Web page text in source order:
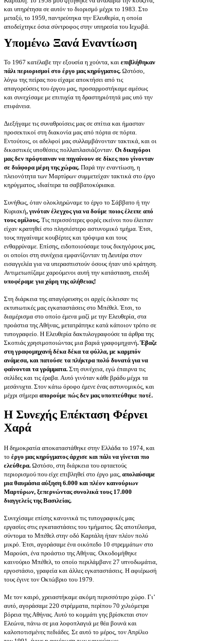
και υπηρέτησα σε αυτόν το διορισμό μέχρι το 1983. Στο
μεταξύ, το 1959, παντρεύτηκα την Ελευθερία, η οποία
αποδείχτηκε όσια σύντροφος στην υπηρεσία του Ιεχωβά.
Υπομένω Ξανά Εναντίωση
Το 1967 κατέλαβε την εξουσία η χούντα, και επιβλήθηκαν
πάλι περιορισμοί στο έργο μας κηρύγματος. Ωστόσο,
λόγω της πείρας που είχαμε αποκτήσει από τις
απαγορεύσεις του έργου μας, προσαρμοστήκαμε αμέσως
και συνεχίσαμε με επιτυχία τη δραστηριότητά μας υπό την
επιφάνεια.
Διεξήγαμε τις συναθροίσεις μας σε σπίτια και ήμασταν
προσεκτικοί στη διακονία μας από πόρτα σε πόρτα.
Εντούτοις, οι αδελφοί μας συλλαμβάνονταν τακτικά, και οι
δικαστικές υποθέσεις πολλαπλασιάζονταν. Οι δικηγόροι
μας δεν πρόφταιναν να πηγαίνουν σε δίκες που γίνονταν
σε διάφορα μέρη της χώρας. Παρά την εναντίωση, η
πλειονότητα των Μαρτύρων συμμετείχαν τακτικά στο έργο
κηρύγματος, ιδιαίτερα τα σαββατοκύριακα.
Συνήθως, όταν ολοκληρώναμε το έργο το Σάββατο ή την
Κυριακή, γινόταν έλεγχος για να δούμε ποιος έλειπε από
τους ομίλους. Τις περισσότερες φορές εκείνοι που έλειπαν
είχαν κρατηθεί στο πλησιέστερο αστυνομικό τμήμα. Έτσι,
τους πηγαίναμε κουβέρτες και τρόφιμα και τους
ενθαρρύναμε. Επίσης, ειδοποιούσαμε τους δικηγόρους μας,
οι οποίοι στη συνέχεια εμφανίζονταν τη Δευτέρα στον
εισαγγελέα για να υπερασπιστούν όσους ήταν υπό κράτηση.
Αντιμετωπίζαμε χαρούμενοι αυτή την κατάσταση, επειδή
υποφέραμε για χάρη της αλήθειας!
Στη διάρκεια της απαγόρευσης οι αρχές έκλεισαν τις
εκτυπωτικές μας εγκαταστάσεις στο Μπέθελ. Έτσι, το
διαμέρισμα στο οποίο έμενα μαζί με την Ελευθερία, στα
προάστια της Αθήνας, μετατράπηκε κατά κάποιον τρόπο σε
τυπογραφείο. Η Ελευθερία δακτυλογραφούσε τα άρθρα της
Σκοπιάς χρησιμοποιώντας μια βαριά γραφομηχανή. Έβαζε
στη γραφομηχανή δέκα δέκα τα φύλλα, με καρμπόν
ανάμεσα, και πατούσε τα πλήκτρα πολύ δυνατά για να
φαίνονται τα γράμματα. Στη συνέχεια, εγώ έπαιρνα τις
σελίδες και τις έραβα. Αυτό γινόταν κάθε βράδυ μέχρι τα
μεσάνυχτα. Στον κάτω όροφο έμενε ένας αστυνομικός, και
μέχρι σήμερα απορούμε πώς δεν μας υποπτεύθηκε ποτέ.
Η Συνεχής Επέκταση Φέρνει
Χαρά
Η δημοκρατία αποκαταστάθηκε στην Ελλάδα το 1974, και
το έργο μας κηρύγματος άρχισε και πάλι να γίνεται πιο
ελεύθερα. Ωστόσο, στη διάρκεια του εφταετούς
περιορισμού που είχε επιβληθεί στο έργο μας, απολαύσαμε
μια θαυμάσια αύξηση 6.000 και πλέον καινούριων
Μαρτύρων, ξεπερνώντας συνολικά τους 17.000
διαγγελείς της Βασιλείας.
Συνεχίσαμε επίσης κανονικά τις τυπογραφικές μας
εργασίες στις εγκαταστάσεις του τμήματος. Ως αποτέλεσμα,
σύντομα το Μπέθελ στην οδό Καρτάλη ήταν πλέον πολύ
μικρό. Έτσι, αγοράσαμε ένα οικόπεδο 10 στρεμμάτων στο
Μαρούσι, ένα προάστιο της Αθήνας. Οικοδομήθηκε
καινούριο Μπέθελ, το οποίο περιλάμβανε 27 υπνοδωμάτια,
εργοστάσιο, γραφεία και άλλες εγκαταστάσεις. Η αφιέρωσή
τους έγινε τον Οκτώβριο του 1979.
Με τον καιρό, χρειαστήκαμε ακόμη περισσότερο χώρο. Γι’
αυτό, αγοράσαμε 220 στρέμματα, περίπου 70 χιλιόμετρα
βόρεια της Αθήνας. Αυτό το κομμάτι γης βρίσκεται στον
Ελεώνα, πάνω σε μια λοφοπλαγιά με θέα βουνά και
καλοποτισμένες πεδιάδες. Σε αυτό το μέρος, τον Απρίλιο